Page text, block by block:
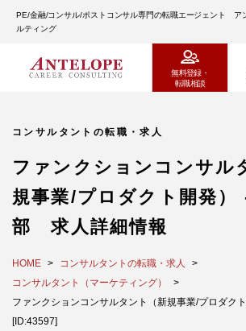
PE/金融/コンサル/ポストコンサル専門の転職エージェント ア
ルティング
無料登録・
転職相談
コンサルタントの転職・求人
ファンクションコンサル
規事業/プロダクト開発）
部 求人詳細情報
HOME
コンサルタントの転職・求人
コンサルタント（マーケティング）
ファンクションコンサルタント（新規事業/プロダク
[ID:43597]